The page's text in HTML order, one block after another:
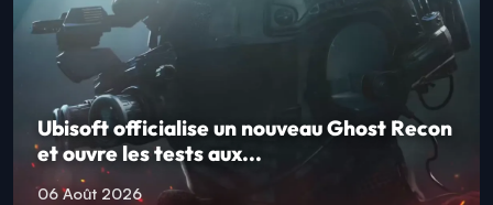
Ubisoft officialise un nouveau Ghost Recon
et ouvre les tests aux...
06 Août 2026